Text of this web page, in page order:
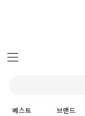
베스트 브랜드